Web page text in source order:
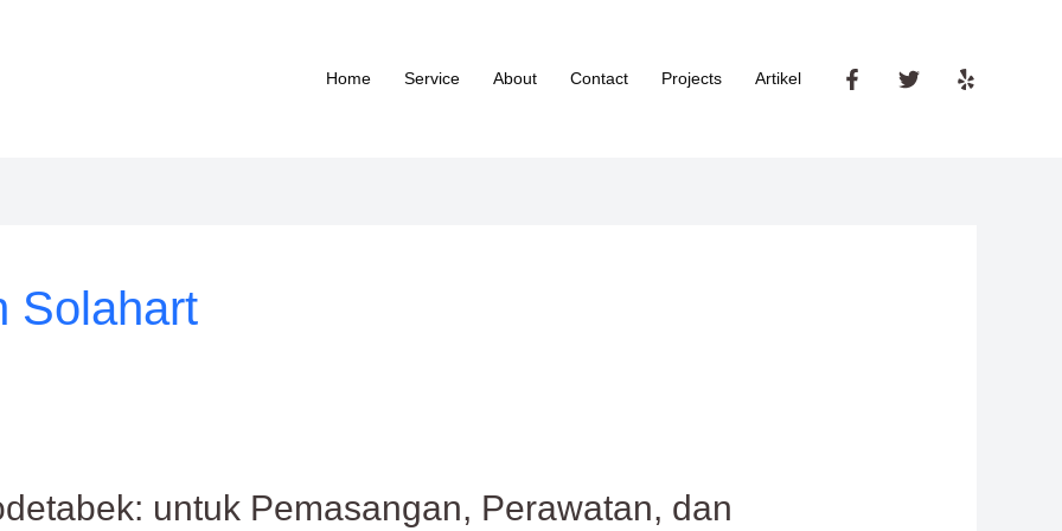
Home Service About Contact Projects Artikel
Solahart
untuk Pemasangan, Perawatan, dan